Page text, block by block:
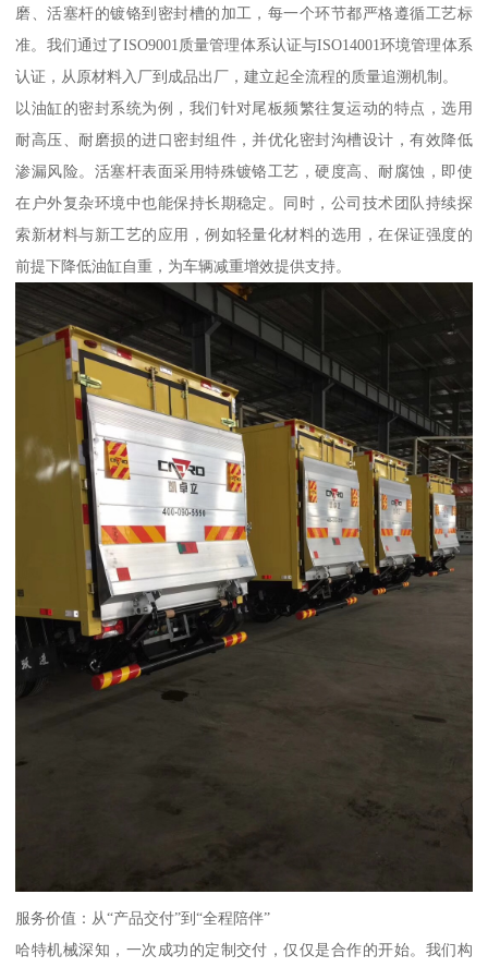
磨、活塞杆的镀铬到密封槽的加工，每一个环节都严格遵循工艺标
准。我们通过了ISO9001质量管理体系认证与ISO14001环境管理体系
认证，从原材料入厂到成品出厂，建立起全流程的质量追溯机制。
以油缸的密封系统为例，我们针对尾板频繁往复运动的特点，选用
耐高压、耐磨损的进口密封组件，并优化密封沟槽设计，有效降低
渗漏风险。活塞杆表面采用特殊镀铬工艺，硬度高、耐腐蚀，即使
在户外复杂环境中也能保持长期稳定。同时，公司技术团队持续探
索新材料与新工艺的应用，例如轻量化材料的选用，在保证强度的
前提下降低油缸自重，为车辆减重增效提供支持。
服务价值：从“产品交付”到“全程陪伴”
哈特机械深知，一次成功的定制交付，仅仅是合作的开始。我们构